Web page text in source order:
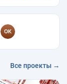
Все проекты →